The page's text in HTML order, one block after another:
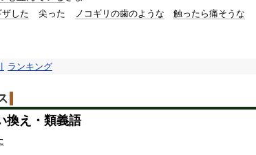
ザした 尖った ノコギリの歯のような 触ったら痛そうな
ランキング
換え・類義語